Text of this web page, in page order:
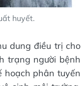
huyết.
dung điều trị cho
trạng người bệnh
hoạch phân tuyến